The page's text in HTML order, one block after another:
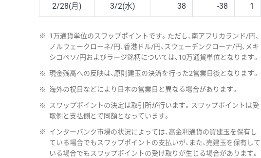
2/28(月) 3/2(水) 38 -38 1
※
1万通貨単位のスワップポイントです。ただし、南アフリカランド/円、
ノルウェークローネ/円、香港ドル/円、スウェーデンクローナ/円、メキ
シコペソ/円およびラージ銘柄については、10万通貨単位となります。
※ 現金残高への反映は、原則建玉の決済を行った2営業日後となります。
※ 海外の祝日などにより日本の営業日と異なる場合があります。
※
スワップポイントの決定は取引所が行います。スワップポイントは受
取側と支払側とで同額となっています。
※
インターバンク市場の状況によっては、高金利通貨の買建玉を保有し
ている場合でもスワップポイントの支払いが、また、売建玉を保有して
いる場合でもスワップポイントの受け取りが生じる場合があります。